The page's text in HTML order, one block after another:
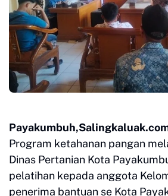
Program ketahanan pangan
Dinas Pertanian Kota
pelatihan kepada anggota
penerima bantuan se Kota